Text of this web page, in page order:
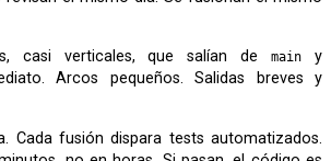
casi verticales, que salían demain
y
Arcos pequeños. Salidas breves y